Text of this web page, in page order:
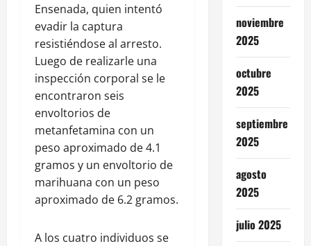
Ensenada, quien intentó
evadir la captura
resistiéndose al arresto.
Luego de realizarle una
inspección corporal se le
encontraron seis
envoltorios de
metanfetamina con un
peso aproximado de 4.1
gramos y un envoltorio de
marihuana con un peso
aproximado de 6.2 gramos.
A los cuatro individuos se
noviembre
2025
octubre
2025
septiembre
2025
agosto
2025
julio 2025